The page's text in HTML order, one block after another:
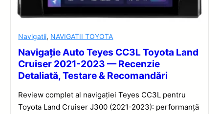
Navigatii, NAVIGATII TOYOTA
Navigație Auto Teyes CC3L Toyota Land
Cruiser 2021-2023 — Recenzie
Detaliată, Testare & Recomandări
Review complet al navigației Teyes CC3L pentru
Toyota Land Cruiser J300 (2021-2023): performanță